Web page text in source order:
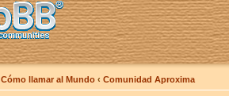
Cómo llamar al Mundo ‹ Comunidad Aproxima